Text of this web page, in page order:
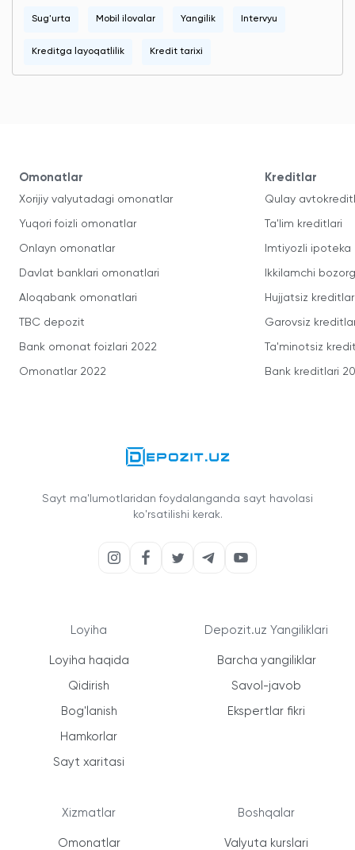
Sug'urta Mobil ilovalar Yangilik Intervyu
Kreditga layoqatlilik Kredit tarixi
Omonatlar
Xorijiy valyutadagi omonatlar
Yuqori foizli omonatlar
Onlayn omonatlar
Davlat banklari omonatlari
Aloqabank omonatlari
TBC depozit
Bank omonat foizlari 2022
Omonatlar 2022
Kreditlar
Qulay
Ta'lim kreditlari
Imtiyozli ipoteka
Ikkilamchi
Hujjatsiz kreditlar
Garovsiz
Ta'minotsiz
Bank kreditlari
Sayt ma'lumotlaridan foydalanganda sayt havolasi
ko'rsatilishi kerak.
Loyiha
Loyiha haqida
Qidirish
Bog'lanish
Hamkorlar
Sayt xaritasi
Xizmatlar
Omonatlar
Depozit.uz Yangiliklari
Barcha yangiliklar
Savol-javob
Ekspertlar fikri
Boshqalar
Valyuta kurslari